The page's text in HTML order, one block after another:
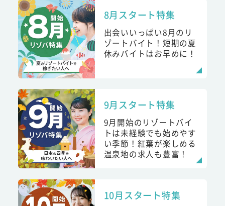
8月スタート特集
出会いいっぱい8月のリ
ゾートバイト！短期の夏
休みバイトはお早めに！
9月スタート特集
9月開始のリゾートバイ
トは未経験でも始めやす
い季節！紅葉が楽しめる
温泉地の求人も豊富！
10月スタート特集